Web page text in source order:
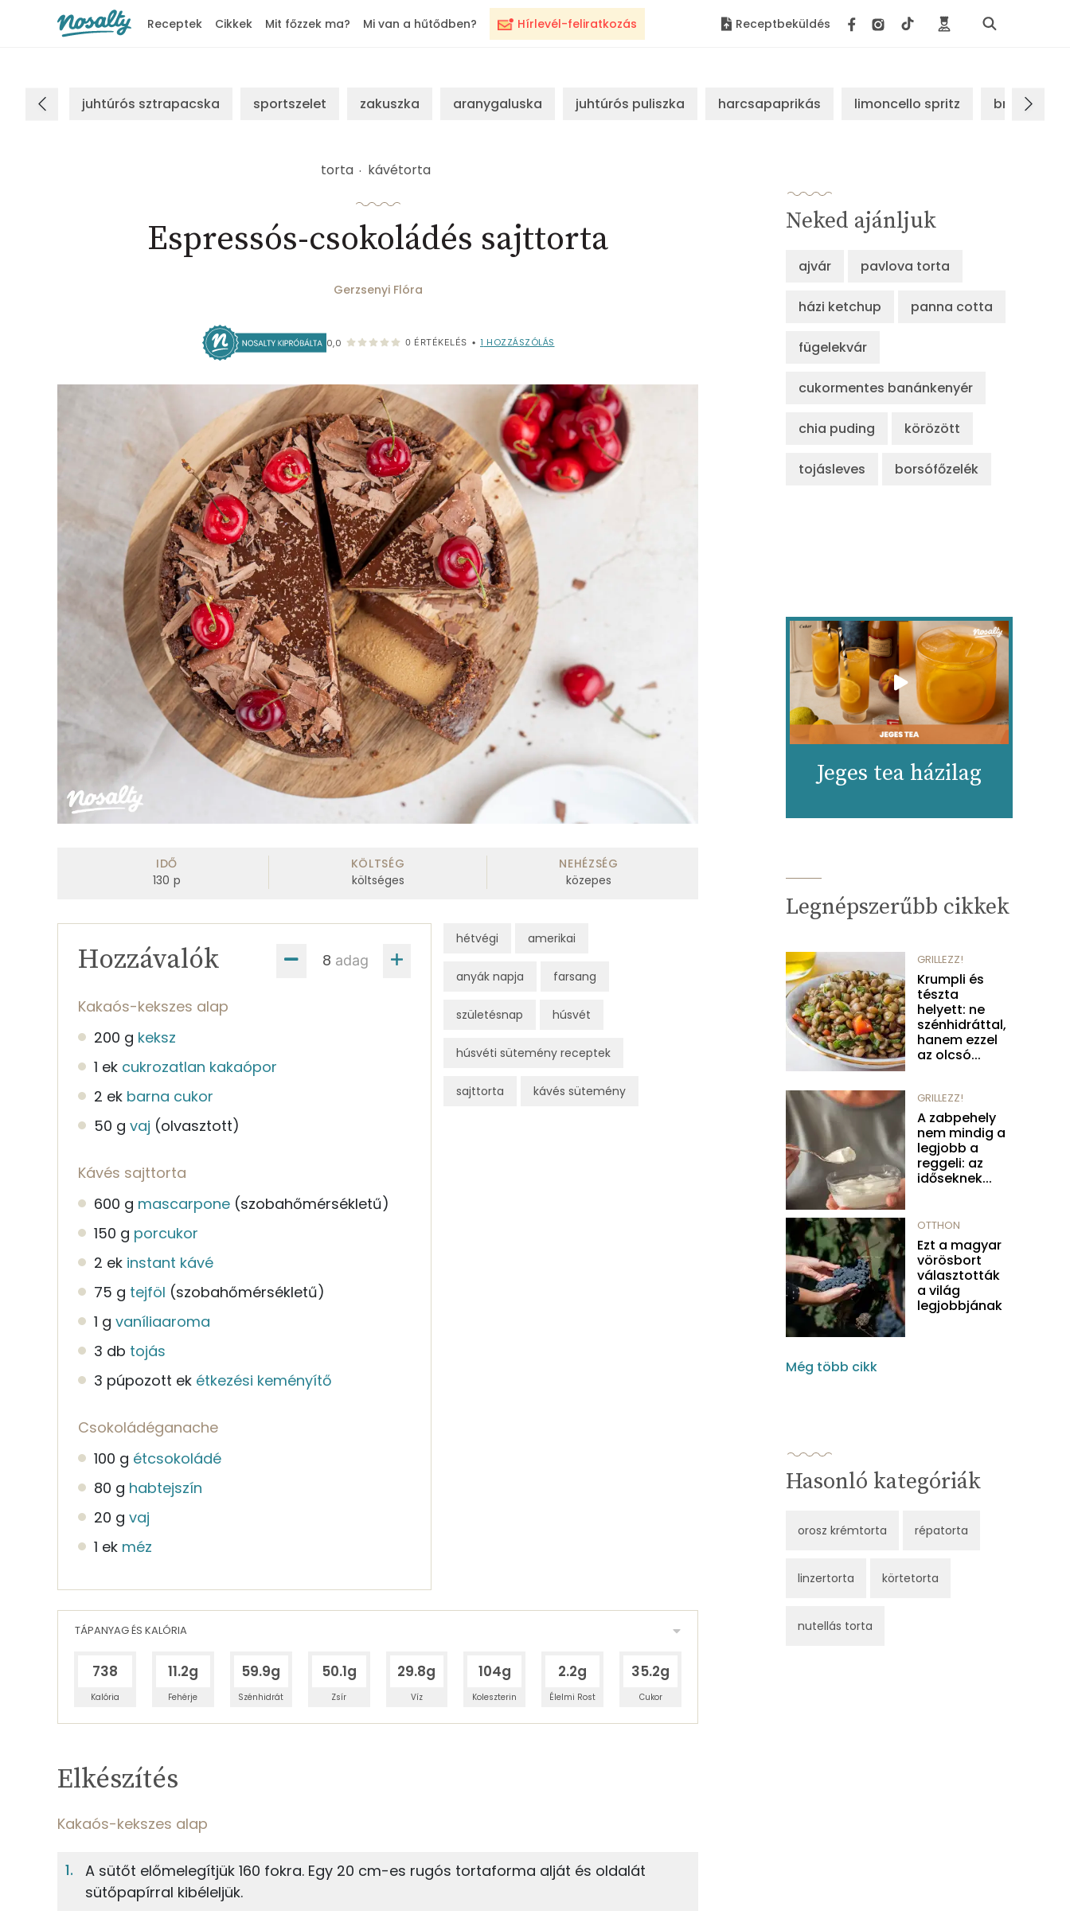
Hírlevél-feliratkozás
Receptek Cikkek Mit főzzek ma? Mi van a hűtődben? Receptbeküldés
juhtúrós sztrapacska sportszelet zakuszka aranygaluska juhtúrós puliszka harcsapaprikás limoncello spritz brassói
torta kávétorta
Espressós-csokoládés sajttorta
Gerzsenyi Flóra
0,0 0 ÉRTÉKELÉS • 1 HOZZÁSZÓLÁS
IDŐ
130 p
KÖLTSÉG
költséges
NEHÉZSÉG
közepes
adag
Hozzávalók
Kakaós-kekszes alap
200 g keksz
1 ek cukrozatlan kakaópor
2 ek barna cukor
50 g vaj (olvasztott)
Kávés sajttorta
600 g mascarpone (szobahőmérsékletű)
150 g porcukor
2 ek instant kávé
75 g tejföl (szobahőmérsékletű)
1 g vaníliaaroma
3 db tojás
3 púpozott ek étkezési keményítő
Csokoládéganache
100 g étcsokoládé
80 g habtejszín
20 g vaj
1 ek méz
hétvégi amerikai
anyák napja farsang
születésnap húsvét
húsvéti sütemény receptek
sajttorta kávés sütemény
TÁPANYAG ÉS KALÓRIA
738
Kalória
11.2g
Fehérje
59.9g
Szénhidrát
50.1g
Zsír
29.8g
Víz
104g
Koleszterin
2.2g
Élelmi Rost
35.2g
Cukor
25gkeksz
TÁPANYAGTARTALOM
Fehérje
Szénhidrát
Zsír
Víz
Elkészítés
Kakaós-kekszes alap
A sütőt előmelegítjük 160 fokra. Egy 20 cm-es rugós tortaforma alját és oldalát
sütőpapírral kibéleljük.
Neked ajánljuk
ajvár pavlova torta
házi ketchup panna cotta
fügelekvár
cukormentes banánkenyér
chia puding körözött
tojásleves borsófőzelék
Jeges tea házilag
Legnépszerűbb cikkek
GRILLEZZ!
Krumpli és
tészta
helyett: ne
szénhidráttal,
hanem ezzel
az olcsó...
GRILLEZZ!
A zabpehely
nem mindig a
legjobb a
reggeli: az
időseknek...
OTTHON
Ezt a magyar
vörösbort
választották
a világ
legjobbjának
Még több cikk
Hasonló kategóriák
orosz krémtorta répatorta
linzertorta körtetorta
nutellás torta